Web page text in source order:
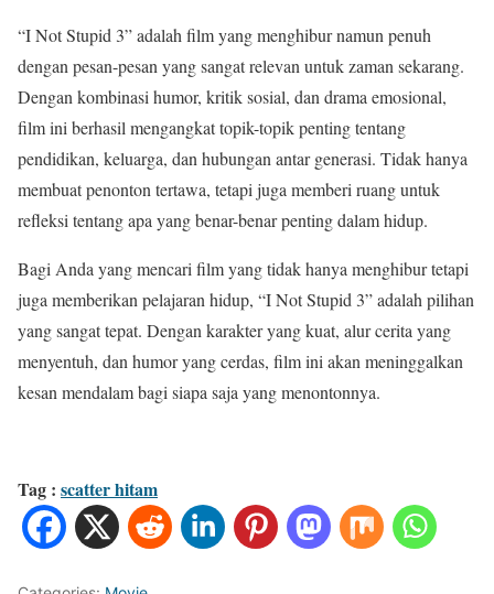
“I Not Stupid 3” adalah film yang menghibur namun penuh
dengan pesan-pesan yang sangat relevan untuk zaman sekarang.
Dengan kombinasi humor, kritik sosial, dan drama emosional,
film ini berhasil mengangkat topik-topik penting tentang
pendidikan, keluarga, dan hubungan antar generasi. Tidak hanya
membuat penonton tertawa, tetapi juga memberi ruang untuk
refleksi tentang apa yang benar-benar penting dalam hidup.
Bagi Anda yang mencari film yang tidak hanya menghibur tetapi
juga memberikan pelajaran hidup, “I Not Stupid 3” adalah pilihan
yang sangat tepat. Dengan karakter yang kuat, alur cerita yang
menyentuh, dan humor yang cerdas, film ini akan meninggalkan
kesan mendalam bagi siapa saja yang menontonnya.
Tag : scatter hitam